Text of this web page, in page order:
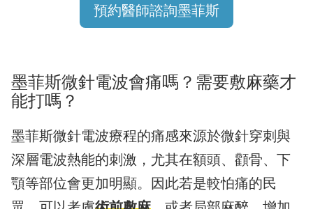
預約醫師諮詢墨菲斯
墨菲斯微針電波會痛嗎？需要敷麻藥才
能打嗎？
墨菲斯微針電波療程的痛感來源於微針穿刺與
深層電波熱能的刺激，尤其在額頭、顴骨、下
顎等部位會更加明顯。因此若是較怕痛的民